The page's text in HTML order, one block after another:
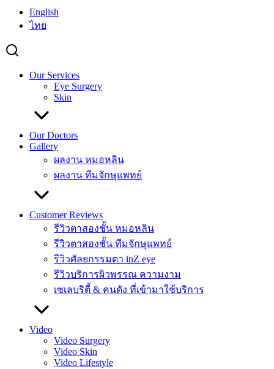
English
ไทย
Our Services
Eye Surgery
Skin
Our Doctors
Gallery
ผลงาน หมอหลิน
ผลงาน ทีมจักษุแพทย์
Customer Reviews
รีวิวตาสองชั้น หมอหลิน
รีวิวตาสองชั้น ทีมจักษุแพทย์
รีวิวศัลยกรรมตา inZ eye
รีวิวบริการผิวพรรณ ความงาม
เซเลบริตี้ & คนดัง ที่เข้ามาใช้บริการ
Video
Video Surgery
Video Skin
Video Lifestyle